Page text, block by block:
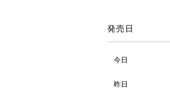
発売日
今日
昨日